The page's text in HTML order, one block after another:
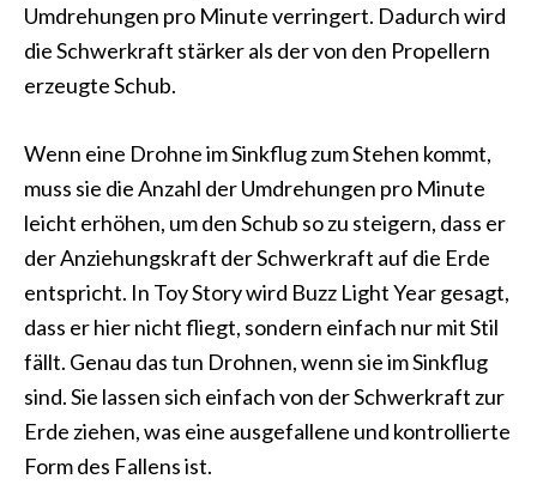
Umdrehungen pro Minute verringert. Dadurch wird
die Schwerkraft stärker als der von den Propellern
erzeugte Schub.
Wenn eine Drohne im Sinkflug zum Stehen kommt,
muss sie die Anzahl der Umdrehungen pro Minute
leicht erhöhen, um den Schub so zu steigern, dass er
der Anziehungskraft der Schwerkraft auf die Erde
entspricht. In Toy Story wird Buzz Light Year gesagt,
dass er hier nicht fliegt, sondern einfach nur mit Stil
fällt. Genau das tun Drohnen, wenn sie im Sinkflug
sind. Sie lassen sich einfach von der Schwerkraft zur
Erde ziehen, was eine ausgefallene und kontrollierte
Form des Fallens ist.